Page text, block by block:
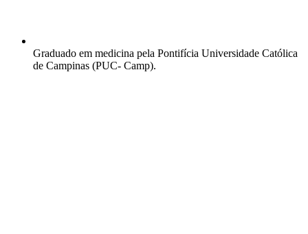
Graduado em medicina pela Pontifícia Universidade Católica
de Campinas (PUC- Camp).